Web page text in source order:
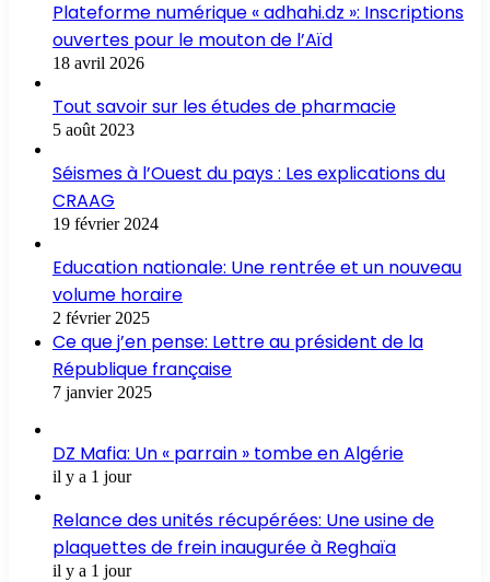
Plateforme numérique « adhahi.dz »: Inscriptions
ouvertes pour le mouton de l’Aïd
18 avril 2026
Tout savoir sur les études de pharmacie
5 août 2023
Séismes à l’Ouest du pays : Les explications du
CRAAG
19 février 2024
Education nationale: Une rentrée et un nouveau
volume horaire
2 février 2025
Ce que j’en pense: Lettre au président de la
République française
7 janvier 2025
DZ Mafia: Un « parrain » tombe en Algérie
il y a 1 jour
Relance des unités récupérées: Une usine de
plaquettes de frein inaugurée à Reghaïa
il y a 1 jour